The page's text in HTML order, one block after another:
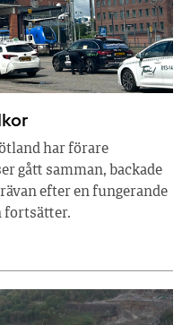
har förare
gått samman, backade
efter en fungerande
fortsätter.